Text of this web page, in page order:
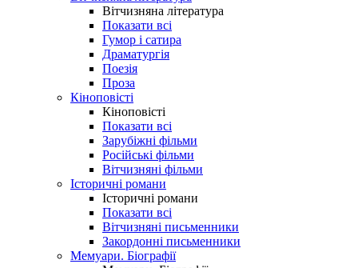
Вітчизняна література
Показати всі
Гумор і сатира
Драматургія
Поезія
Проза
Кіноповісті
Кіноповісті
Показати всі
Зарубіжні фільми
Російські фільми
Вітчизняні фільми
Історичні романи
Історичні романи
Показати всі
Вітчизняні письменники
Закордонні письменники
Мемуари. Біографії